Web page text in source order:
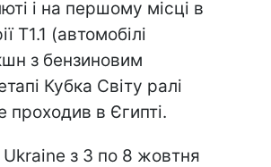
і на першому місці в
Т1.1 (автомобілі
з бензиновим
Кубка Світу ралі
проходив в Єгипті.
з 3 по 8 жовтня